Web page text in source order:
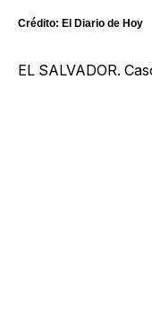
Crédito: El Diario de Hoy
EL SALVADOR.